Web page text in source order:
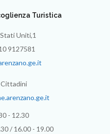
Turistica
Uniti,1
9127581
Cittadini
- 12.30
/ 16.00 - 19.00